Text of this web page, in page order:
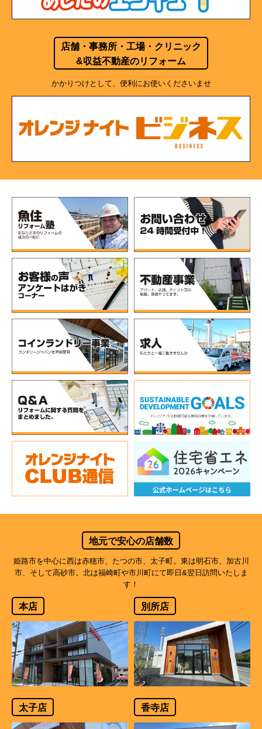
店舗・事務所・工場・クリニック
&収益不動産のリフォーム
かかりつけとして、便利にお使いくださいませ
地元で安心の店舗数
姫路市を中心に西は赤穂市、たつの市、太子町。東は明石市、加古川
市、そして高砂市。北は福崎町や市川町にて即日&翌日訪問いたしま
す！
本店 別所店
太子店 香寺店